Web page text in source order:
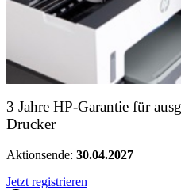
3 Jahre HP-Garantie für
Drucker
Aktionsende: 30.04.2027
Jetzt registrieren